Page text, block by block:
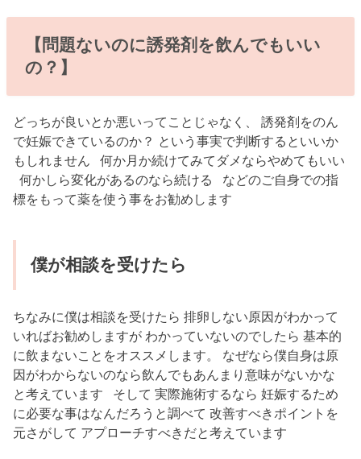
【問題ないのに誘発剤を飲んでもいい
の？】
どっちが良いとか悪いってことじゃなく、 誘発剤をのん
で妊娠できているのか？ という事実で判断するといいか
もしれません 何か月か続けてみてダメならやめてもいい
何かしら変化があるのなら続ける などのご自身での指
標をもって薬を使う事をお勧めします
僕が相談を受けたら
ちなみに僕は相談を受けたら 排卵しない原因がわかって
いればお勧めしますが わかっていないのでしたら 基本的
に飲まないことをオススメします。 なぜなら僕自身は原
因がわからないのなら飲んでもあんまり意味がないかな
と考えています そして 実際施術するなら 妊娠するため
に必要な事はなんだろうと調べて 改善すべきポイントを
元さがして アプローチすべきだと考えています